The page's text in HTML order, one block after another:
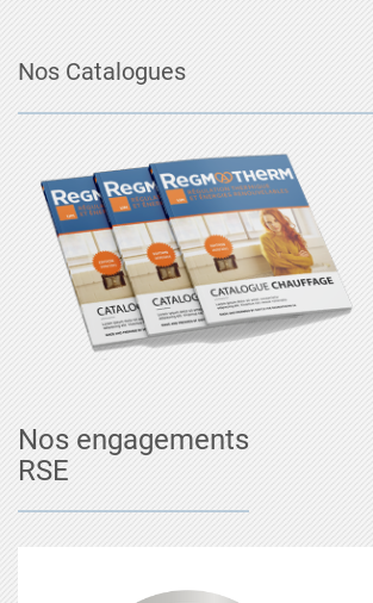
Nos Catalogues
Nos engagements
RSE